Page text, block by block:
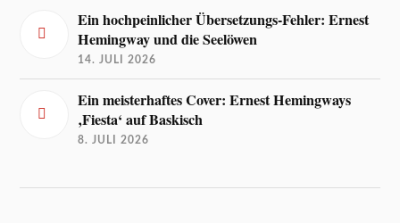
Ein hochpeinlicher Übersetzungs-Fehler: Ernest
Hemingway und die Seelöwen
14. JULI 2026
Ein meisterhaftes Cover: Ernest Hemingways
‚Fiesta‘ auf Baskisch
8. JULI 2026